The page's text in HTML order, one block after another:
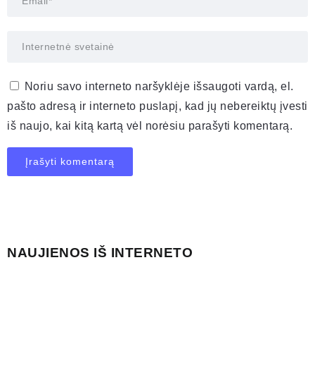
Noriu savo interneto naršyklėje išsaugoti vardą, el.
pašto adresą ir interneto puslapį, kad jų nebereiktų įvesti
iš naujo, kai kitą kartą vėl norėsiu parašyti komentarą.
NAUJIENOS IŠ INTERNETO